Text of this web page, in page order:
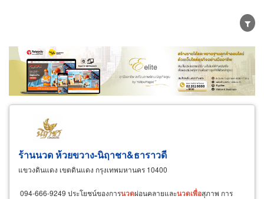
ขายส่ง ขายปลีก ผู้ผลิต
ตัวแทนจัดจำหน่าย
ผู้ส่งออก/นำเข้า
ธุรกิจบริการ
ร้านนวด ห้วยขวาง-นิฤาชา&ธาราวดี
แขวงดินแดง เขตดินแดง กรุงเทพมหานคร 10400
094-666-9249 ประโยชน์ของการนวดผ่อนคลายและนวดเพื่อสุภาพ การ